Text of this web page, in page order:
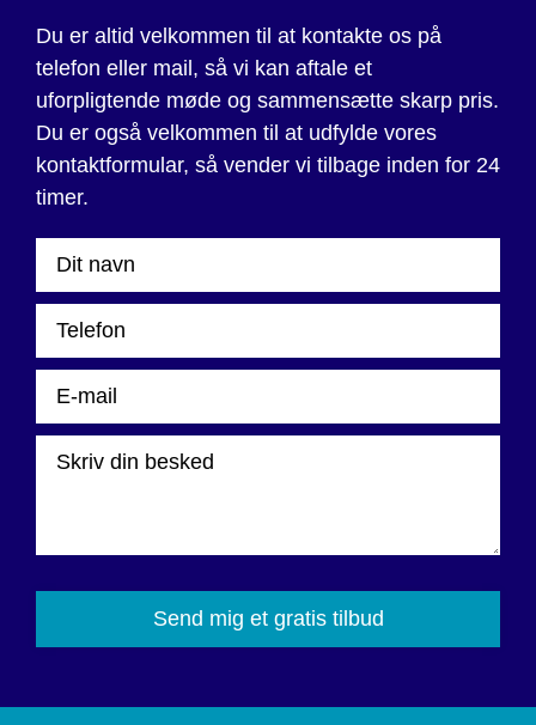
Du er altid velkommen til at kontakte os på
telefon eller mail, så vi kan aftale et
uforpligtende møde og sammensætte skarp pris.
Du er også velkommen til at udfylde vores
kontaktformular, så vender vi tilbage inden for 24
timer.
this
empty.